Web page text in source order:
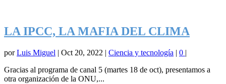
LA IPCC, LA MAFIA DEL CLIMA
porLuis Miguel | Oct 20, 2022 | Ciencia y tecnología | 0 |
Gracias al programa de canal 5 (martes 18 de oct), presentamos a
otra organización de la ONU,...